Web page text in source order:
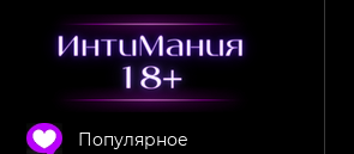
Популярное